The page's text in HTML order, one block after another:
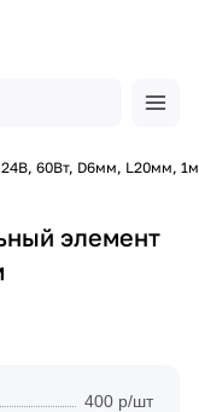
60Вт, D6мм, L20мм, 1м
элемент
400 р/шт